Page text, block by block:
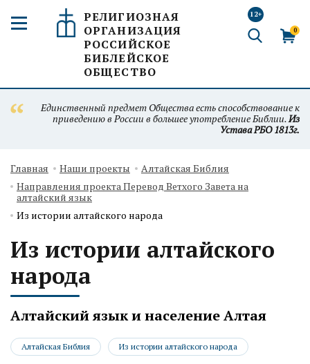
РЕЛИГИОЗНАЯ
ОРГАНИЗАЦИЯ
РОССИЙСКОЕ
БИБЛЕЙСКОЕ
ОБЩЕСТВО
12+
0
Единственный предмет Общества есть способствование к
приведению в России в большее употребление Библии.Из
Устава РБО 1813г.
Главная Наши проекты
Алтайская Библия
Направления проекта Перевод Ветхого Завета на
алтайский язык
Из истории алтайского народа
Из истории алтайского
народа
Алтайский язык и население Алтая
Алтайская Библия Из истории алтайского народа